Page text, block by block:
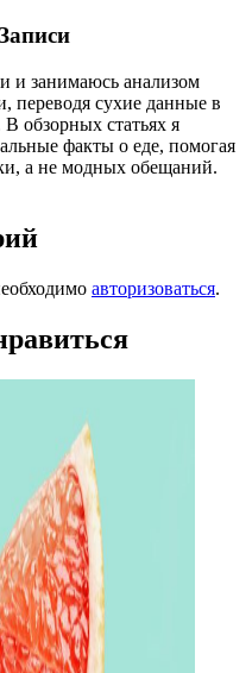
и занимаюсь анализом
переводя сухие данные в
обзорных статьях я
факты о еде, помогая
а не модных обещаний.
авторизоваться.